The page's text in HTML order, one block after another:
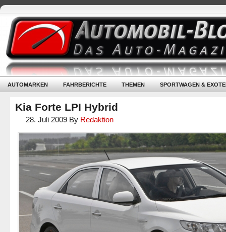
AUTOMARKEN FAHRBERICHTE THEMEN SPORTWAGEN &
Kia Forte LPI Hybrid
28. Juli 2009 By Redaktion